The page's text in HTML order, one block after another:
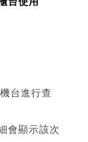
台進行查
會顯示該次